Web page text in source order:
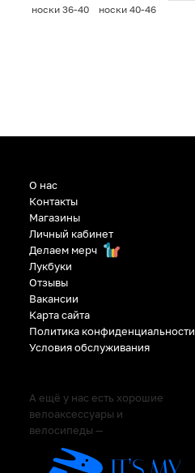
носки 36-40
носки 40-46
О нас
Контакты
Магазины
Личный кабинет
Делаем мерч
Лукбуки
Отзывы
Вакансии
Карта сайта
Политика конфиденциальности
Условия обслуживания
А ещё у нас есть хорошие
велоаксессуары и
велосипеды —